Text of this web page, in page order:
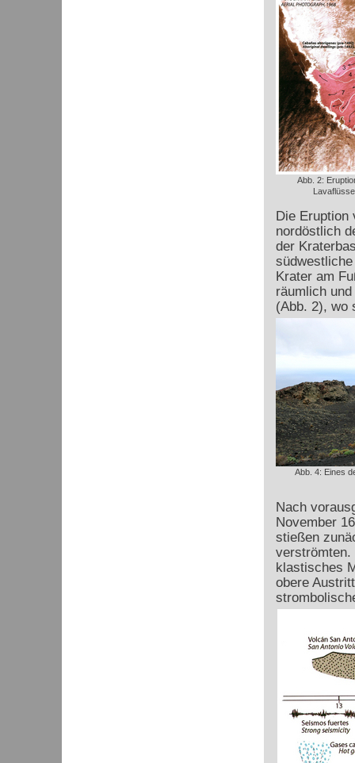
Abb. 2:
Die Eruption
nordöstlich
der
Krater am
räumlich
(Abb. 2), wo
Abb. 4: Eines
Nach
November
stießen
verströmten.
klastisches
obere